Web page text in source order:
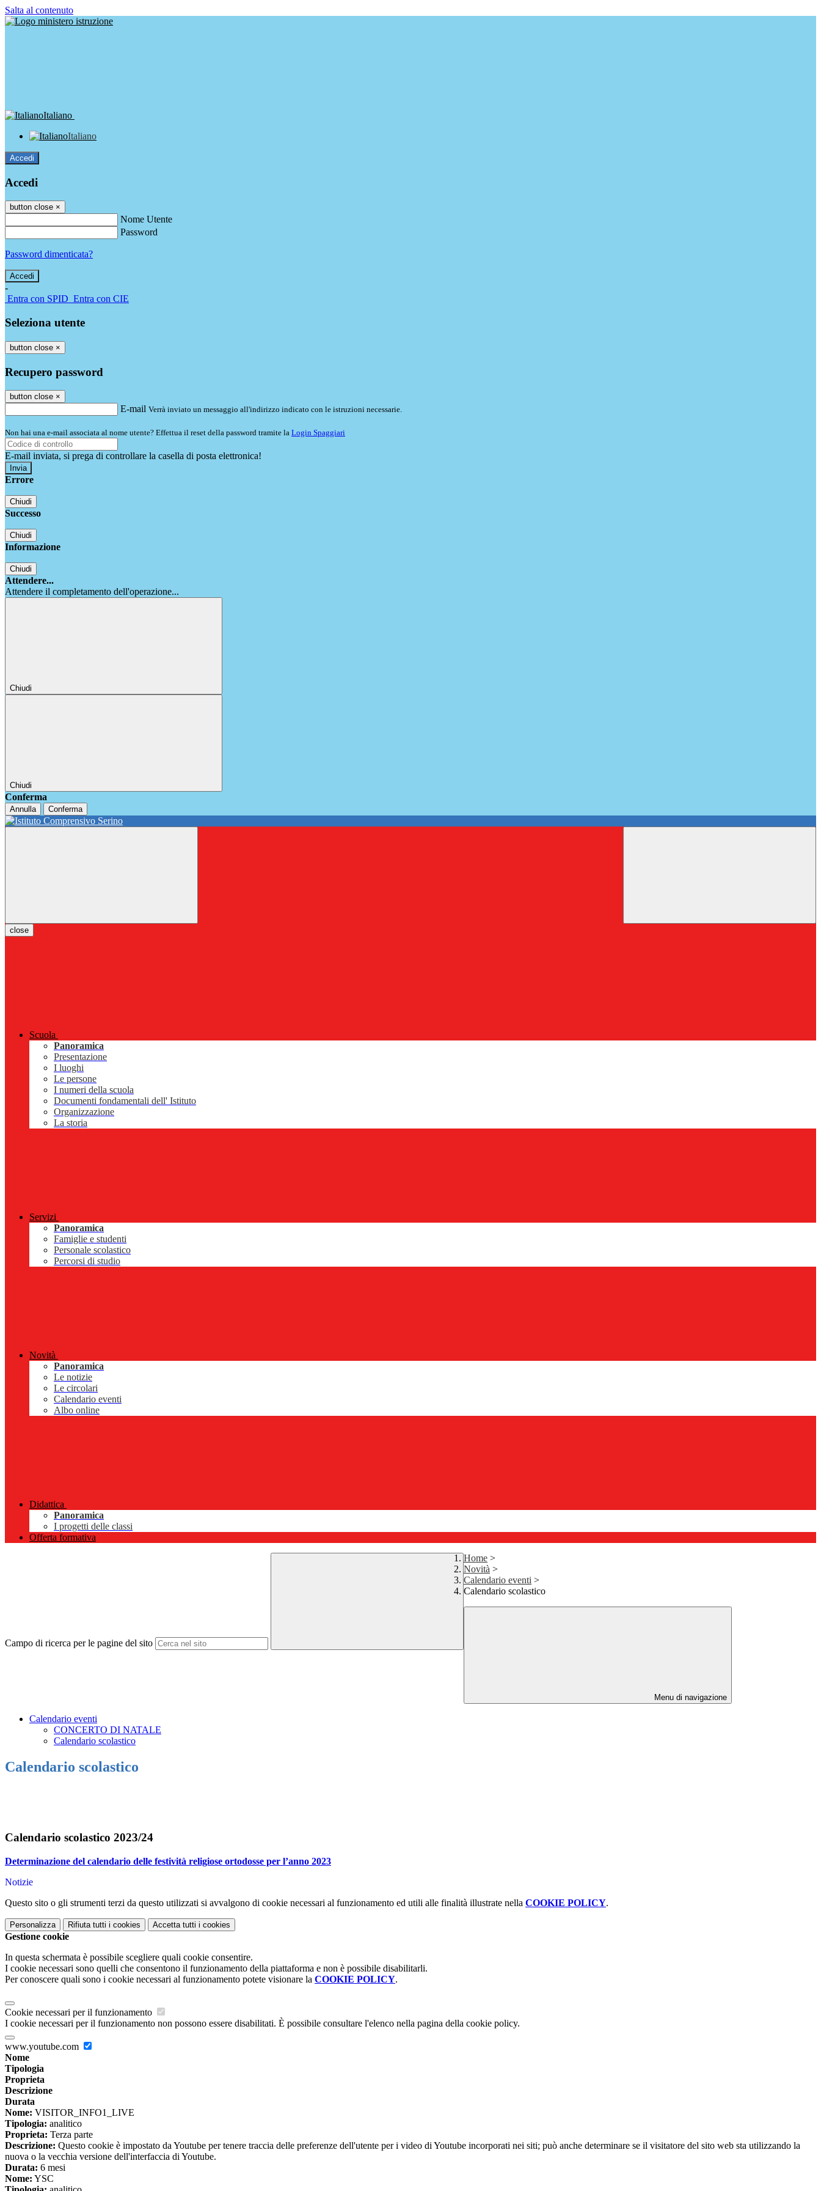
Salta al contenuto
Italiano
Italiano
Accedi
Accedi
button close ×
Nome Utente
Password
Password dimenticata?
-
Entra con SPID Entra con CIE
Seleziona utente
button close ×
Recupero password
button close ×
E-mail Verrà inviato un messaggio all'indirizzo indicato con le istruzioni necessarie.
Non hai una e-mail associata al nome utente? Effettua il reset della password tramite la Login Spaggiari
E-mail inviata, si prega di controllare la casella di posta elettronica!
Errore
Chiudi
Successo
Chiudi
Informazione
Chiudi
Attendere...
Attendere il completamento dell'operazione...
Chiudi
Chiudi
Conferma
Annulla Conferma
close
Scuola
Panoramica
Presentazione
I luoghi
Le persone
I numeri della scuola
Documenti fondamentali dell' Istituto
Organizzazione
La storia
Servizi
Panoramica
Famiglie e studenti
Personale scolastico
Percorsi di studio
Novità
Panoramica
Le notizie
Le circolari
Calendario eventi
Albo online
Didattica
Panoramica
I progetti delle classi
Offerta formativa
Campo di ricerca per le pagine del sito
Home >
Novità >
Calendario eventi >
Calendario scolastico
Menu di navigazione
Calendario eventi
CONCERTO DI NATALE
Calendario scolastico
Calendario scolastico
Calendario scolastico 2023/24
Determinazione del calendario delle festività religiose ortodosse per l’anno 2023
Notizie
Questo sito o gli strumenti terzi da questo utilizzati si avvalgono di cookie necessari al funzionamento ed utili alle finalità illustrate nella COOKIE POLICY.
Personalizza Rifiuta tutti i cookies Accetta tutti i cookies
Gestione cookie
In questa schermata è possibile scegliere quali cookie consentire.
I cookie necessari sono quelli che consentono il funzionamento della piattaforma e non è possibile disabilitarli.
Per conoscere quali sono i cookie necessari al funzionamento potete visionare la COOKIE POLICY.
Cookie necessari per il funzionamento
I cookie necessari per il funzionamento non possono essere disabilitati. È possibile consultare l'elenco nella pagina della cookie policy.
www.youtube.com
Nome
Tipologia
Proprieta
Descrizione
Durata
Nome: VISITOR_INFO1_LIVE
Tipologia: analitico
Proprieta: Terza parte
Descrizione: Questo cookie è impostato da Youtube per tenere traccia delle preferenze dell'utente per i video di Youtube incorporati nei siti; può anche determinare se il visitatore del sito web sta utilizzando la
nuova o la vecchia versione dell'interfaccia di Youtube.
Durata: 6 mesi
Nome: YSC